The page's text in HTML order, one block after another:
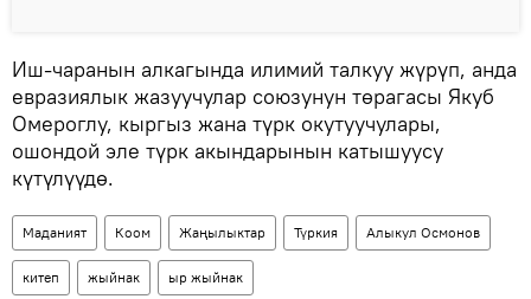
Иш-чаранын алкагында илимий талкуу жүрүп, анда
евразиялык жазуучулар союзунун төрагасы Якуб
Омероглу, кыргыз жана түрк окутуучулары,
ошондой эле түрк акындарынын катышуусу
күтүлүүдө.
Маданият Коом Жаңылыктар Түркия Алыкул Осмонов
китеп жыйнак ыр жыйнак